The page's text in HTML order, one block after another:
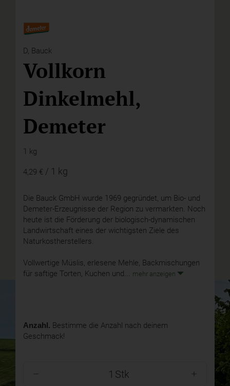
D, Bauck
Vollkorn
Dinkelmehl,
Demeter
1 kg
4,29 € / 1 kg
Die Bauck GmbH wurde 1969 gegründet, um Bio- und
Demeter-Erzeugnisse der Region zu vermarkten. Noch
heute ist die Förderung der biologisch-dynamischen
Landwirtschaft eines der wichtigsten Ziele des
Naturkostherstellers.
Vollwertige Müslis, erlesene Mehle, Backmischungen
für saftige Torten, Kuchen und... mehr anzeigen
Anzahl. Bestimme die Anzahl nach deinem
Geschmack!
Stk